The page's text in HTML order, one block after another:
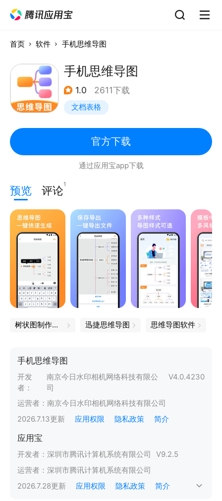
首页 软件 手机思维导图
手机思维导图
1.0 2611下载
文档表格
官方下载
通过应用宝app下载
预览 评论1
树状图制作软件 迅捷思维导图 思维导图软件
手机思维导图
开发
者：
南京今日水印相机网络科技有限公
司
V4.0.4230
运营者： 南京今日水印相机网络科技有限公司
2026.7.13更新 应用权限 隐私政策 简介
应用宝
开发者： 深圳市腾讯计算机系统有限公司 V9.2.5
运营者： 深圳市腾讯计算机系统有限公司
2026.7.28更新 应用权限 隐私政策 简介